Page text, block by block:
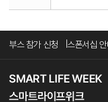
부스 참가 신청 스폰서십